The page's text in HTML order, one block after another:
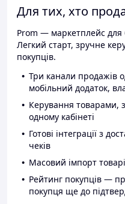
Для тих, хто
Prom — маркетплейс для
Легкий старт, зручне
покупців.
Три канали продажів
мобільний додаток,
Керування товарами,
одному кабінеті
Готові інтеграції з
чеків
Масовий імпорт
Рейтинг покупців —
покупця ще до